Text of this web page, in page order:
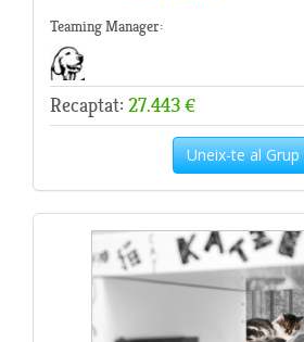
Teaming Manager:
Recaptat: 27.443 €
Uneix-te al Grup